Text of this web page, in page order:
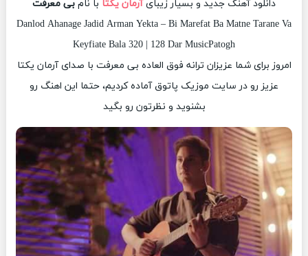
دانلود آهنگ جدید و بسیار زیبایآرمان یکتا با نام بی معرفت
Danlod Ahanage Jadid Arman Yekta – Bi Marefat Ba Matne Tarane Va
Keyfiate Bala 320 | 128 Dar MusicPatogh
امروز برای شما عزیزان ترانه فوق العاده بی معرفت با صدای آرمان یکتا
عزیز رو در سایت موزیک پاتوق آماده کردیم، حتما این اهنگ رو
بشنوید و نظرتون رو بگید